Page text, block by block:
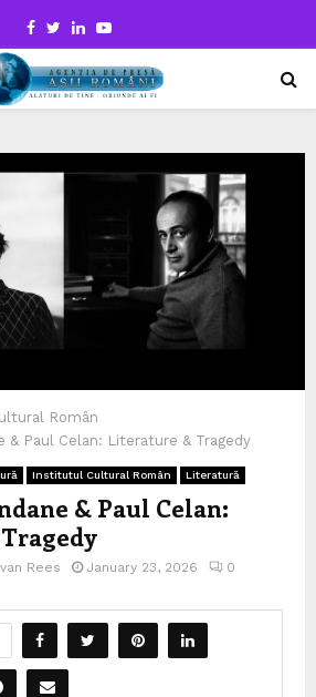
Facebook
TwitterLinkedinYoutube
Român
& Paul Celan: Literature & Tragedy
Institutul Cultural Român Literatură
& Paul Celan:
Rees January 23, 2026
0